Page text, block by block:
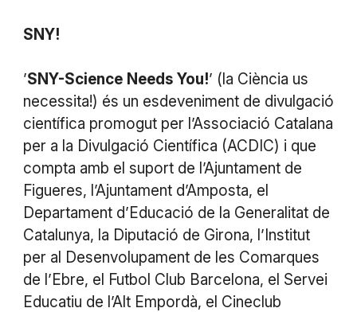
SNY!
’SNY-Science Needs You!’ (la Ciència us
necessita!) és un esdeveniment de divulgació
científica promogut per l’Associació Catalana
per a la Divulgació Científica (ACDIC) i que
compta amb el suport de l’Ajuntament de
Figueres, l’Ajuntament d’Amposta, el
Departament d’Educació de la Generalitat de
Catalunya, la Diputació de Girona, l’Institut
per al Desenvolupament de les Comarques
de l’Ebre, el Futbol Club Barcelona, el Servei
Educatiu de l’Alt Empordà, el Cineclub